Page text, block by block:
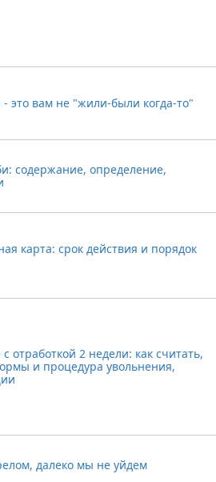
- это вам не "жили-были когда-то"
содержание, определение,
карта: срок действия и порядок
отработкой 2 недели: как считать,
и процедура увольнения,
далеко мы не уйдем